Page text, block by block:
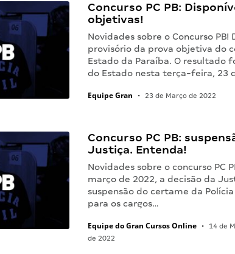
Concurso PC PB:
objetivas!
Novidades sobre o Concurso
provisório da prova objetiva do
Estado da Paraíba. O resultado
do Estado nesta terça-feira, 23
Equipe Gran • 23 de Março de 2022
Concurso PC PB:
Justiça. Entenda!
Novidades sobre o concurso PC
março de 2022, a decisão da
suspensão do certame da
para os cargos…
Equipe do Gran Cursos Online •
14 de
de 2022